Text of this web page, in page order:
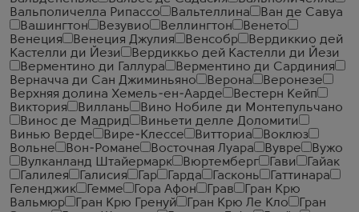
Вальполичелла Рипассо
Вальтеллина
Ван де Савуа
Вашингтон
Везувио Веллингтон
Венето
Венеция
Венеция Джулия Венсобр
Вердиккио дей
Кастелли ди Йези
Вердиккьо дей Кастелли ди Йези
Верментино ди Галлура
Верментино ди Сардиния
Верначча ди Сан Джиминьяно
Верона
Веронезе
Верхняя долина Хемель-ен-Аарде
Вестерн Кейп
Виктория
Виллань
Вино Нобиле ди Монтепульчано
Винос де Мадрид
Виньети делле Доломити
Винью Верде
Вире-Клессе Витториа
Воклюз
Вольне
Вон-Романе Восточная Луара Вувре
Вужо
Вулканланд Штайермарк
Вюртемберг Гави
Гайак
Галилея
Галисия Гар Гарда Гасконь
Гаттинара
Геленджик
Гемме Гора Афон Грав
Гран Крю
Вальмюр
Гран Крю Гренуй Гран Крю Ле Кло
Гран